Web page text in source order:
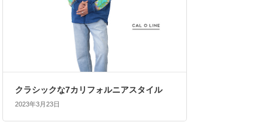
クラシックな7カリフォルニアスタイル
2023年3月23日